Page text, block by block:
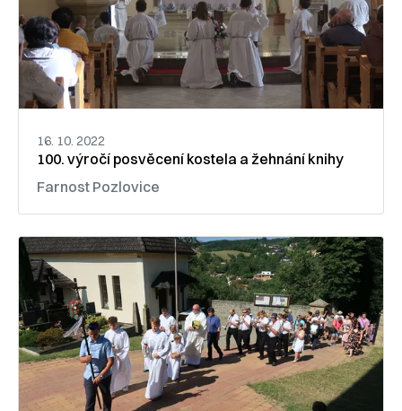
16. 10. 2022
100. výročí posvěcení kostela a žehnání knihy
Farnost Pozlovice